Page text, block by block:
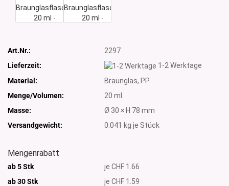
Art.Nr.:
2297
Lieferzeit:
1-2 Werktage
Material:
Braunglas, PP
Menge/Volumen:
20 ml
Masse:
Ø 30 × H 78 mm
Versandgewicht:
0.041 kg je Stück
Mengenrabatt
ab 5 Stk
je CHF 1.66
ab 30 Stk
je CHF 1.59